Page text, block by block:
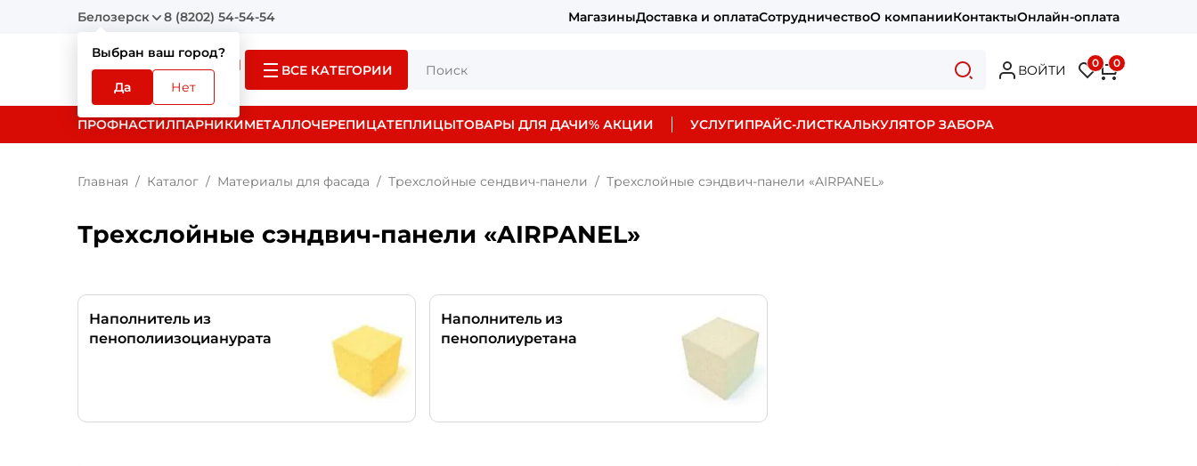
Белозерск
Выбран ваш город?
Да Нет
8 (8202) 54-54-54 МагазиныДоставка и оплатаСотрудничествоО компанииКонтактыОнлайн-оплата
ВСЕ КАТЕГОРИИ ВОЙТИ 0 0
ПРОФНАСТИЛПАРНИКИМЕТАЛЛОЧЕРЕПИЦАТЕПЛИЦЫТОВАРЫ ДЛЯ ДАЧИ% АКЦИИ УСЛУГИПРАЙС-ЛИСТКАЛЬКУЛЯТОР ЗАБОРА
Главная Каталог Материалы для фасада Трехслойные сендвич-панели Трехслойные сэндвич-панели «AIRPANEL»
Трехслойные сэндвич-панели «AIRPANEL»
Наполнитель из
пенополиизоцианурата
Наполнитель из
пенополиуретана